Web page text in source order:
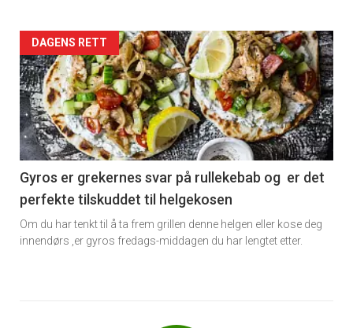
Forsiden
akkurat
nå
-
6
DAGENS RETT
Gyros er grekernes svar på rullekebab og er det
perfekte tilskuddet til helgekosen
Om du har tenkt til å ta frem grillen denne helgen eller kose deg
innendørs ,er gyros fredags-middagen du har lengtet etter.